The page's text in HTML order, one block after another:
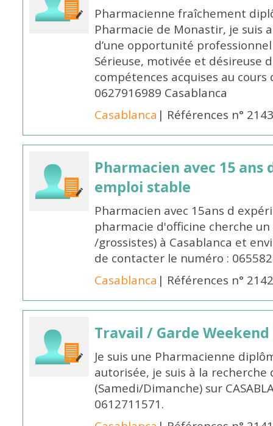
Pharmacienne fraîchement
Pharmacie de Monastir, je suis
d’une opportunité
Sérieuse, motivée et désireuse
compétences acquises au
0627916989 Casablanca
Casablanca | Références n°
Pharmacien avec 15
emploi stable
Pharmacien avec 15ans d
pharmacie d'officine cherche
/grossistes) à Casablanca et
de contacter le numéro :
Casablanca | Références n°
Travail / Garde Weekend
Je suis une Pharmacienne
autorisée, je suis à la
(Samedi/Dimanche) sur
0612711571.